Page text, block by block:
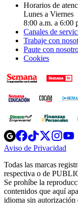
Horarios de
Lunes a Viernes
8:00 a.m. a 6:00
Canales de
Trabaje con
Paute con
Cookies
Opens
in
new
Opens
in
new
Opens
in
new
window
new
Aviso de Privacidad
Todas las marcas
respectiva o de
Se prohíbe la
contenidos que aquí
idioma sin autorización